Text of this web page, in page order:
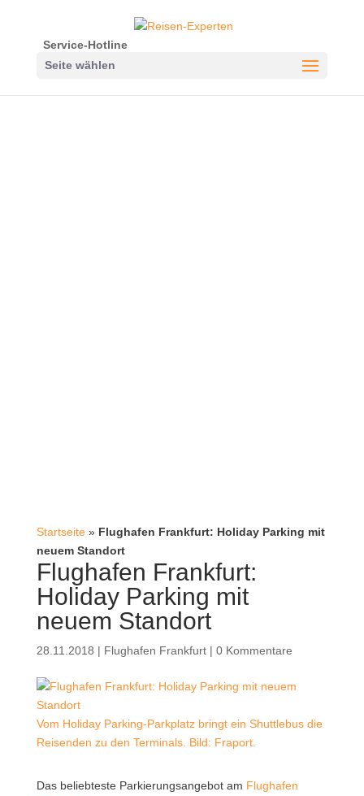
Service-Hotline
Seite wählen
Startseite» Flughafen Frankfurt: Holiday Parking mit
neuem Standort
Flughafen Frankfurt:
Holiday Parking mit
neuem Standort
28.11.2018 | Flughafen Frankfurt| 0 Kommentare
Vom Holiday Parking-Parkplatz bringt ein Shuttlebus die
Reisenden zu den Terminals. Bild: Fraport.
Das beliebteste Parkierungsangebot am Flughafen